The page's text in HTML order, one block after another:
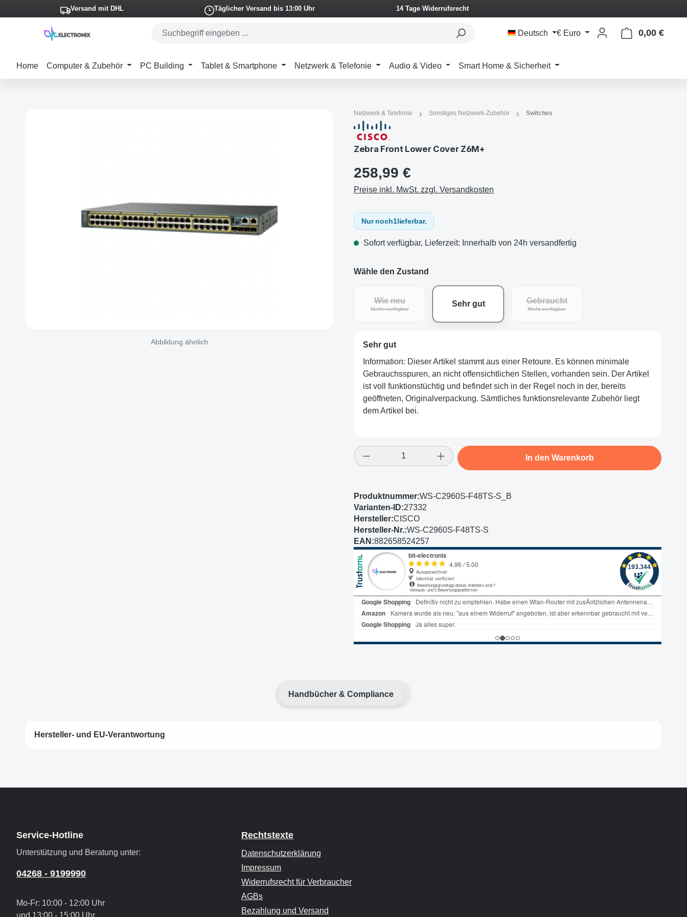
Hauptinhalt springen
Zur Suche springen
Zur Hauptnavigation springen
Versand mit DHL Täglicher Versand bis 13:00 Uhr 14 Tage Widerrufsrecht
Deutsch € Euro 0,00 €
Home Computer & Zubehör PC Building Tablet & Smartphone Netzwerk & Telefonie Audio & Video Smart Home & Sicherheit
Abbildung ähnlich
Netzwerk & Telefonie Sonstiges Netzwerk-Zubehör Switches
Zebra Front Lower Cover Z6M+
258,99 €
Preise inkl. MwSt. zzgl. Versandkosten
Nur noch1lieferbar.
Sofort verfügbar, Lieferzeit: Innerhalb von 24h versandfertig
Wähle den Zustand
Wie neu
Nicht verfügbar
Sehr gut Gebraucht
Nicht verfügbar
Sehr gut
Information: Dieser Artikel stammt aus einer Retoure. Es können minimale
Gebrauchsspuren, an nicht offensichtlichen Stellen, vorhanden sein. Der Artikel
ist voll funktionstüchtig und befindet sich in der Regel noch in der, bereits
geöffneten, Originalverpackung. Sämtliches funktionsrelevante Zubehör liegt
dem Artikel bei.
Produkt Anzahl: Gib den gewünschten Wert ein oder
In den Warenkorb
Produktnummer:WS-C2960S-F48TS-S_B
Varianten-ID:27332
Hersteller:CISCO
Hersteller-Nr.:WS-C2960S-F48TS-S
EAN:882658524257
Handbücher & Compliance
Hersteller- und EU-Verantwortung
Service-Hotline
Unterstützung und Beratung unter:
04268 - 9199990
Mo-Fr: 10:00 - 12:00 Uhr
und 13:00 - 15:00 Uhr
Rechtstexte
Datenschutzerklärung
Impressum
Widerrufsrecht für Verbraucher
AGBs
Bezahlung und Versand